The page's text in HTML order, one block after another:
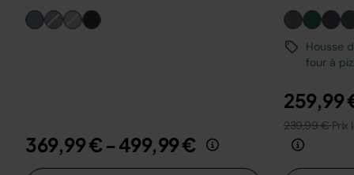
369,99 € - 499,99 €
Housse
four à
259,99
239,99 €Prix